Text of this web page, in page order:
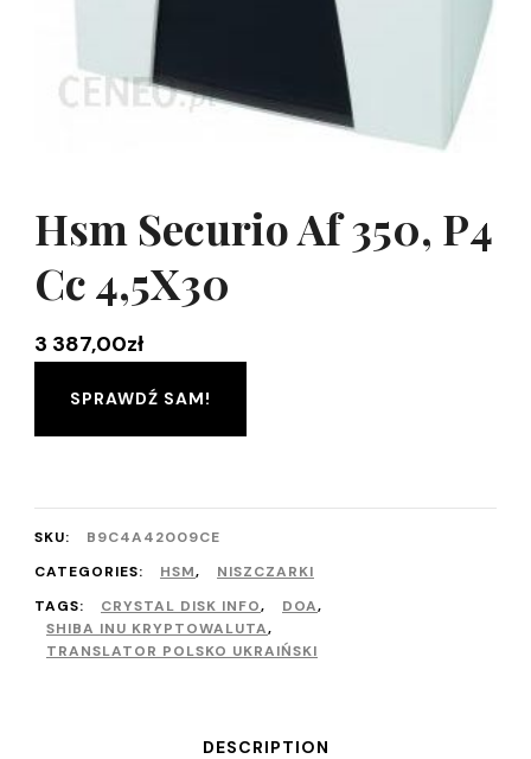
Hsm Securio Af 350, P4
Cc 4,5X30
3 387,00zł
SPRAWDŹ SAM!
SKU:
B9C4A42009CE
CATEGORIES:
HSM,
NISZCZARKI
TAGS:
CRYSTAL DISK INFO, DOA,
SHIBA INU KRYPTOWALUTA,
TRANSLATOR POLSKO UKRAIŃSKI
DESCRIPTION